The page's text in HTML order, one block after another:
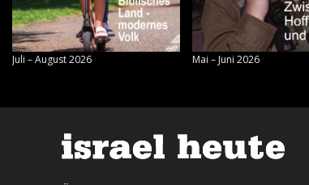
Juli – August 2026 Mai – Juni 2026